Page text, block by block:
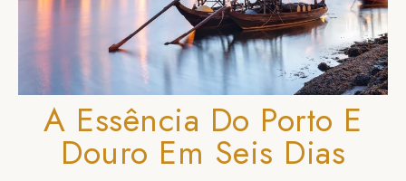
A Essência Do Porto E
Douro Em Seis Dias